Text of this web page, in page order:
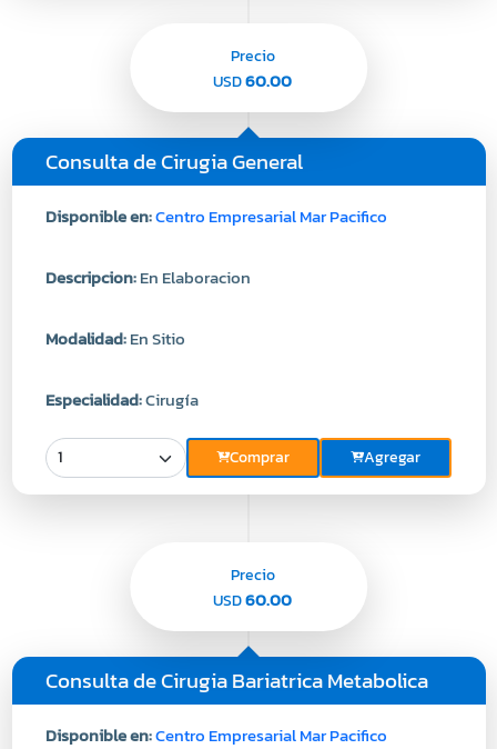
Consulta de Cirugia General
Disponible en:Centro Empresarial Mar Pacifico
Descripcion:En Elaboracion
Modalidad:En Sitio
Especialidad:Cirugía
Comprar Agregar
Precio
USD60.00
Consulta de Cirugia Bariatrica Metabolica
Disponible en:Centro Empresarial Mar Pacifico
Precio
USD60.00